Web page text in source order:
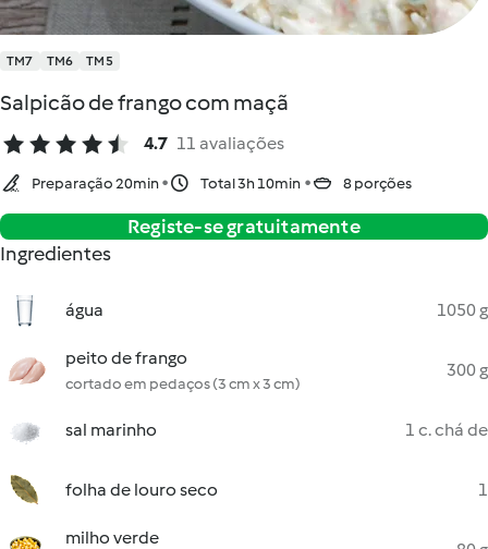
TM7 TM6 TM5
Salpicão de frango com maçã
4.7 11 avaliações
Preparação 20min Total 3h 10min 8 porções
Registe-se gratuitamente
Ingredientes
água 1050 g
peito de frango
cortado em pedaços (3 cm x 3 cm)
300 g
sal marinho 1 c. chá de
folha de louro seco 1
milho verde